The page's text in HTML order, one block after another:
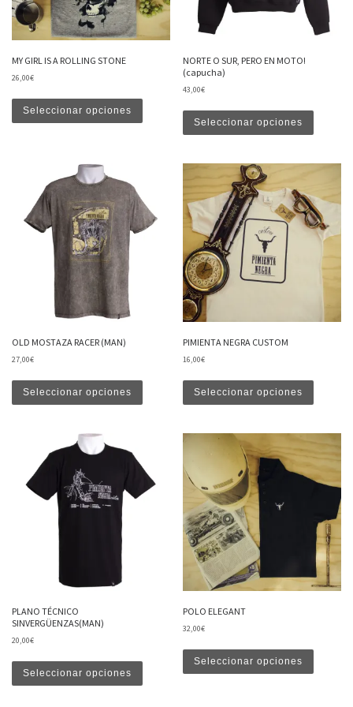
MY GIRL IS A ROLLING STONE
26,00€
Seleccionar opciones
Este producto tiene múltiples variantes. Las
NORTE O SUR, PERO EN MOTO!
(capucha)
43,00€
Seleccionar opciones
OLD MOSTAZA RACER (MAN)
27,00€
Seleccionar opciones
PIMIENTA NEGRA CUSTOM
16,00€
Seleccionar opciones
PLANO TÉCNICO
SINVERGÜENZAS(MAN)
20,00€
Seleccionar opciones
Este producto tiene múltiples variantes. Las
POLO ELEGANT
32,00€
Seleccionar opciones